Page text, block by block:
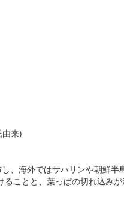
来)
、海外ではサハリンや朝鮮
ことと、葉っぱの切れ込み